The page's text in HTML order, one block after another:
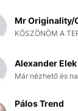
Mr Originality/
KÖSZÖNÖM A
Alexander Elek
Már nézhető és
Pálos Trend